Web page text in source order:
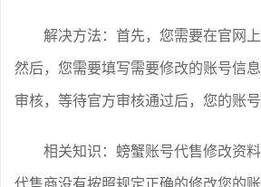
解决方法：首先，您需要在官网
然后，您需要填写需要修改的账号信
审核，等待官方审核通过后，您的账号
相关知识：螃蟹账号代售修改资
代售商没有按照规定正确的修改您的